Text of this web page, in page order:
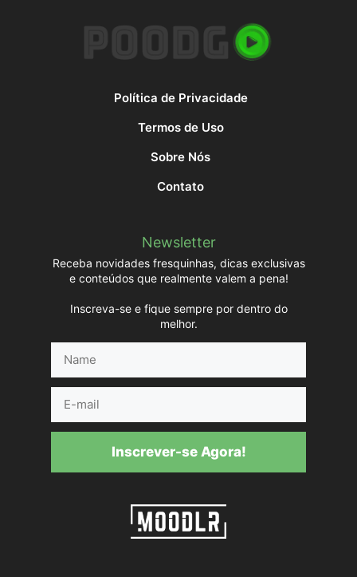
Política de Privacidade
Termos de Uso
Sobre Nós
Contato
Newsletter
Receba novidades fresquinhas, dicas exclusivas
e conteúdos que realmente valem a pena!
Inscreva-se e fique sempre por dentro do
melhor.
mail
Inscrever-se Agora!